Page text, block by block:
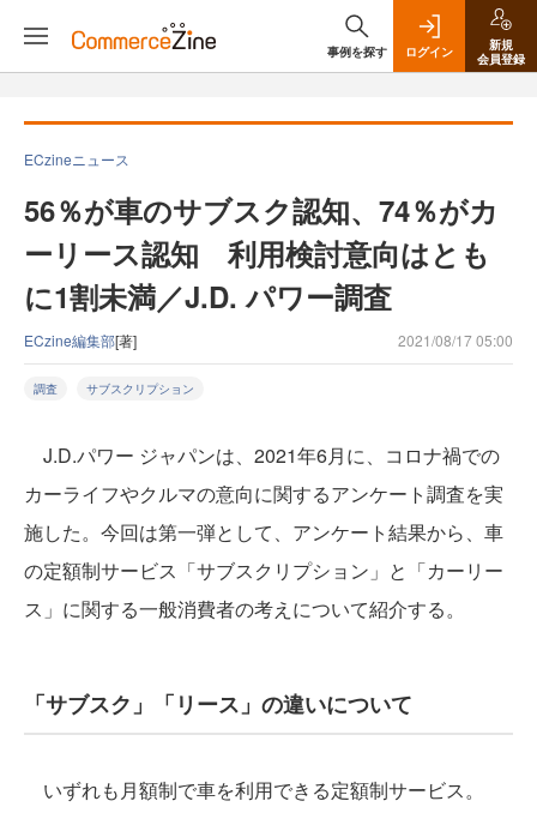
事例を探す ログイン
新規
会員登録
ECzineニュース
56％が車のサブスク認知、74％がカ
ーリース認知 利用検討意向はとも
に1割未満／J.D. パワー調査
ECzine編集部[著] 2021/08/17 05:00
調査 サブスクリプション
J.D.パワー ジャパンは、2021年6月に、コロナ禍での
カーライフやクルマの意向に関するアンケート調査を実
施した。今回は第一弾として、アンケート結果から、車
の定額制サービス「サブスクリプション」と「カーリー
ス」に関する一般消費者の考えについて紹介する。
「サブスク」「リース」の違いについて
いずれも月額制で車を利用できる定額制サービス。